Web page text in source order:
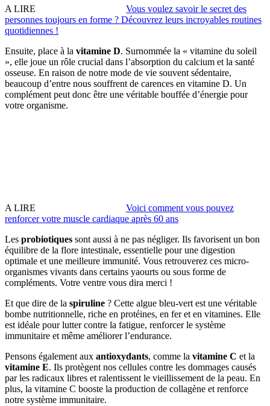
A LIRE
Vous voulez savoir le secret des
personnes toujours en forme ? Découvrez leurs incroyables routines
quotidiennes !
Ensuite, place à la vitamine D. Surnommée la « vitamine du soleil
», elle joue un rôle crucial dans l’absorption du calcium et la santé
osseuse. En raison de notre mode de vie souvent sédentaire,
beaucoup d’entre nous souffrent de carences en vitamine D. Un
complément peut donc être une véritable bouffée d’énergie pour
votre organisme.
A LIRE
Voici comment vous pouvez
renforcer votre muscle cardiaque après 60 ans
Les probiotiques sont aussi à ne pas négliger. Ils favorisent un bon
équilibre de la flore intestinale, essentielle pour une digestion
optimale et une meilleure immunité. Vous retrouverez ces micro-
organismes vivants dans certains yaourts ou sous forme de
compléments. Votre ventre vous dira merci !
Et que dire de la spiruline ? Cette algue bleu-vert est une véritable
bombe nutritionnelle, riche en protéines, en fer et en vitamines. Elle
est idéale pour lutter contre la fatigue, renforcer le système
immunitaire et même améliorer l’endurance.
Pensons également aux antioxydants, comme la vitamine C et la
vitamine E. Ils protègent nos cellules contre les dommages causés
par les radicaux libres et ralentissent le vieillissement de la peau. En
plus, la vitamine C booste la production de collagène et renforce
notre système immunitaire.